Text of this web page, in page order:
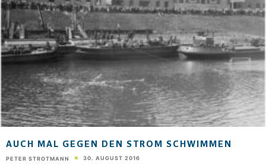
AUCH MAL GEGEN DEN STROM SCHWIMMEN
PETER STROTMANN 30. AUGUST 2016